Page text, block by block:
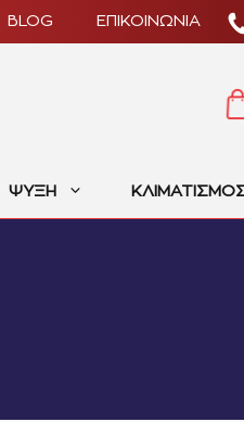
BLOG ΕΠΙΚΟΙΝΩΝΙΑ
ΨΥΞΗ